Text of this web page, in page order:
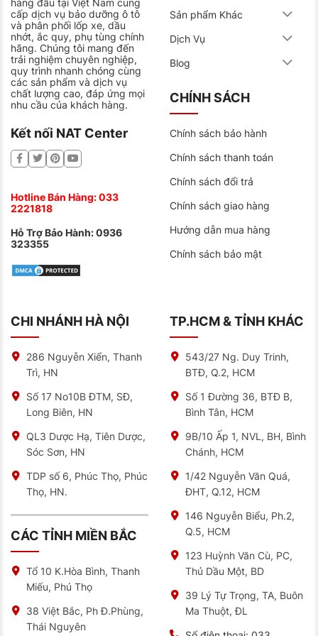
Tiết kiệm nhiên liệu nhiều hơn
Đặc điểm của Milestar là dòng lốp sản xuất tại Việt
Nam, với công nghệ của Mỹ kếp hợp nguyên liệu cao
su và các hóa chất cao cấp. Để ra đời dòng lốp ma sát
tốt, kiểu dáng đẹp. Giúp giảm tiếng ốn và giảm tối đa
lực cản lăn. Cho phép tiết kiệm từ 5-8% lượng nhiên
liệu tiêu hao xăng sinh ra.
Dòng sản phẩm được các tài xế tin dùng
Với chi phí cạnh tranh và tiết kiệm nhiên liệu của lốp
Milestar, việc thay thế lốp trở lên đơn giản, tiện lợi và
đặc biệt là lượng xăng tiêu thụ giảm đi đáng kể. Lốp
xe Milestar là lựa chọn phù hợp cho xe ô tô của bạn
khi cần thay lốp mới.
Địa chỉ bán lốp xe uy tín
Hiện nay trên thị trường có rất nhiều cửa hàng và nhà
phân phối lốp xe đến từ thương hiệu Milestar. Nếu bạn
đang tìm kiếm một địa chỉ mua lốp xe Milestar uy tín
thì NAT CENTER là nơi bạn nên ghé tới.
Cung cấp lốp xe Milestar chính hãng, nguồn gốc,
Chất lượng dịch vụ cao.
Cơ sở vật chất, trang thiết bị hiện đại.
Đội ngũ kỹ thuật viên giàu kinh nghiệm, được đào
tạo bài bản.
Tại sao bạn nên mua lốp xe ô tô tại NAT
Tại NAT, bạn sẽ được các nhân viên lắng nghe và tư
vấn nhiệt tình. Bên cạnh đó, lốp xe của bạn cũng được
kiểm tra trước khi quyết định có nên thay hay không.
Tại NAT, bạn hoàn toàn yên tâm về chất lượng.
Khi đến với NAT, nếu bạn không am hiểu về các dòng
lốp xe cũng sẽ được nhân viên tư vấn nhiệt tình. Ngoài
ra, bạn còn được chia sẻ về cách sử dụng lốp đúng
cách để đảm bảo an toàn cho mỗi chuyến đi.
Với cơ sở hiện đại, được trang bị đầy đủ các trang
Chính sách bảo hành 7 năm theo độ mòn gai tính từ
Sản phẩm cho khả năng vận hành cực êm. Độ bám
cấp dịch vụ bảo dưỡng ô tô
và phân phối lốp xe, dầu
nhớt, ắc quy, phụ tùng chính
hãng. Chúng tôi mang đến
trải nghiệm chuyên nghiệp,
quy trình nhanh chóng cùng
các sản phẩm và dịch vụ
chất lượng cao, đáp ứng mọi
nhu cầu của khách hàng.
Kết nối NAT Center
Hotline Bán Hàng:033
2221818
Hỗ Trợ Bảo Hành:0936
323355
Sản phẩm Khác
Dịch Vụ
Blog
CHÍNH SÁCH
Chính sách bảo hành
Chính sách thanh toán
Chính sách đổi trả
Chính sách giao hàng
Hướng dẫn mua hàng
Chính sách bảo mật
CHI NHÁNH HÀ NỘI
286 Nguyễn Xiển, Thanh
Trì, HN
Số 17 No10B ĐTM, SĐ,
Long Biên, HN
QL3 Dược Hạ, Tiên Dược,
Sóc Sơn, HN
TDP số 6, Phúc Thọ, Phúc
Thọ, HN.
CÁC TỈNH MIỀN BẮC
Tổ 10 K.Hòa Bình, Thanh
Miếu, Phú Thọ
38 Việt Bắc, Ph Đ.Phùng,
Thái Nguyên
TP.HCM & TỈNH KHÁC
543/27 Ng. Duy Trinh,
BTĐ, Q.2, HCM
Số 1 Đường 36, BTĐ B,
Bình Tân, HCM
9B/10 Ấp 1, NVL, BH, Bình
Chánh, HCM
1/42 Nguyễn Văn Quá,
ĐHT, Q.12, HCM
146 Nguyễn Biểu, Ph.2,
Q.5, HCM
123 Huỳnh Văn Cù, PC,
Thủ Dầu Một, BD
39 Lý Tự Trọng, TA, Buôn
Ma Thuột, ĐL